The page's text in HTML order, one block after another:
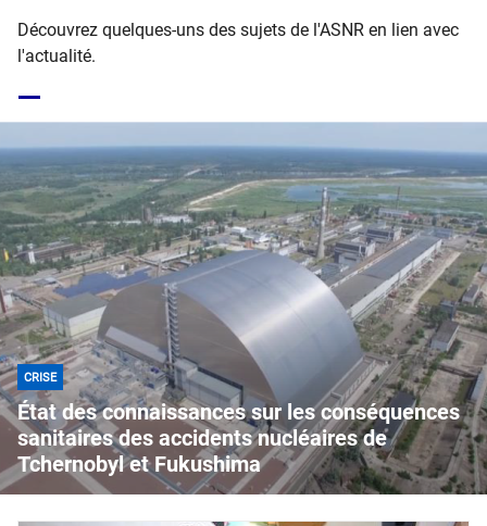
Découvrez quelques-uns des sujets de l'ASNR en lien avec
l'actualité.
CRISE
État des connaissances sur les conséquences
sanitaires des accidents nucléaires de
Tchernobyl et Fukushima